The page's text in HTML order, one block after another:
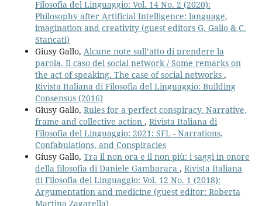
Filosofia del Linguaggio: Vol. 14 No. 2 (2020):
Philosophy after Artificial Intelligence: language,
imagination and creativity (guest editors G. Gallo & C.
Stancati)
Giusy Gallo, Alcune note sull’atto di prendere la
parola. Il caso dei social network / Some remarks on
the act of speaking. The case of social networks ,
Rivista Italiana di Filosofia del Linguaggio: Building
Consensus (2016)
Giusy Gallo, Rules for a perfect conspiracy. Narrative,
frame and collective action , Rivista Italiana di
Filosofia del Linguaggio: 2021: SFL - Narrations,
Confabulations, and Conspiracies
Giusy Gallo, Tra il non ora e il non più: i saggi in onore
della filosofia di Daniele Gambarara , Rivista Italiana
di Filosofia del Linguaggio: Vol. 12 No. 1 (2018):
Argumentation and medicine (guest editor: Roberta
Martina Zagarella)